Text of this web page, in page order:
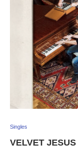
Singles
VELVET